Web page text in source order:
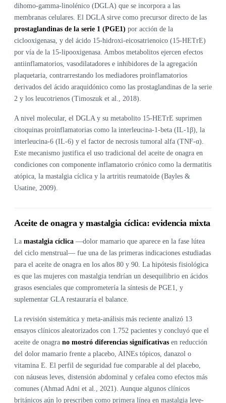
dihomo-gamma-linolénico (DGLA) que se incorpora a las
membranas celulares. El DGLA sirve como precursor directo de las
prostaglandinas de la serie 1 (PGE1) por acción de la
ciclooxigenasa, y del ácido 15-hidroxi-eicosatrienoico (15-HETrE)
por vía de la 15-lipooxigenasa. Ambos metabolitos ejercen efectos
antiinflamatorios, vasodilatadores e inhibidores de la agregación
plaquetaria, contrarrestando los mediadores proinflamatorios
derivados del ácido araquidónico como las prostaglandinas de la serie
2 y los leucotrienos (Timoszuk et al., 2018).
A nivel molecular, el DGLA y su metabolito 15-HETrE suprimen
citoquinas proinflamatorias como la interleucina-1-beta (IL-1β), la
interleucina-6 (IL-6) y el factor de necrosis tumoral alfa (TNF-α).
Este mecanismo justifica el uso tradicional del aceite de onagra en
condiciones con componente inflamatorio crónico como la dermatitis
atópica, la mastalgia cíclica y la artritis reumatoide (Bayles &
Usatine, 2009).
Aceite de onagra y mastalgia cíclica: evidencia mixta
La mastalgia cíclica —dolor mamario que aparece en la fase lútea
del ciclo menstrual— fue una de las primeras indicaciones estudiadas
para el aceite de onagra en los años 80 y 90. La hipótesis fisiológica
es que las mujeres con mastalgia tendrían un desequilibrio en ácidos
grasos esenciales que comprometería la síntesis de PGE1, y
suplementar GLA restauraría el balance.
La revisión sistemática y meta-análisis más reciente analizó 13
ensayos clínicos aleatorizados con 1.752 pacientes y concluyó que el
aceite de onagra no mostró diferencias significativas en reducción
del dolor mamario frente a placebo, AINEs tópicos, danazol o
vitamina E. El perfil de seguridad fue comparable al del placebo,
con náuseas leves, distensión abdominal y cefalea como efectos más
comunes (Ahmad Adni et al., 2021). Aunque algunos clínicos
británicos aún lo prescriben como primera línea en mastalgia leve-